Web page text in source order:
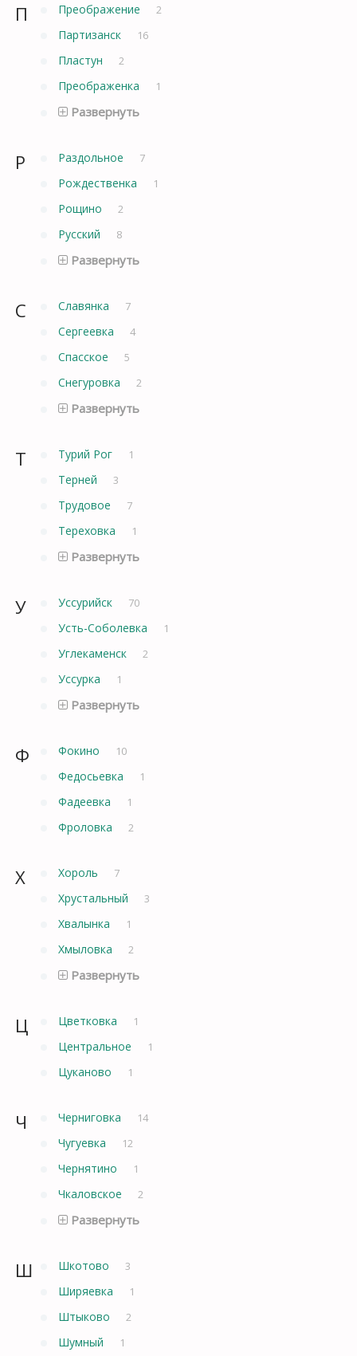
П Преображение 2
Партизанск 16
Пластун 2
Преображенка 1
Развернуть
Р Раздольное 7
Рождественка 1
Рощино 2
Русский 8
Развернуть
С Славянка 7
Сергеевка 4
Спасское 5
Снегуровка 2
Развернуть
Т Турий Рог 1
Терней 3
Трудовое 7
Тереховка 1
Развернуть
У Уссурийск 70
Усть-Соболевка 1
Углекаменск 2
Уссурка 1
Развернуть
Ф Фокино 10
Федосьевка 1
Фадеевка 1
Фроловка 2
Х Хороль 7
Хрустальный 3
Хвалынка 1
Хмыловка 2
Развернуть
Ц Цветковка 1
Центральное 1
Цуканово 1
Ч Черниговка 14
Чугуевка 12
Чернятино 1
Чкаловское 2
Развернуть
Ш Шкотово 3
Ширяевка 1
Штыково 2
Шумный 1